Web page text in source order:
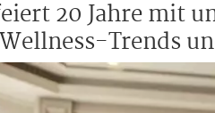
20 Jahre mit
Trends